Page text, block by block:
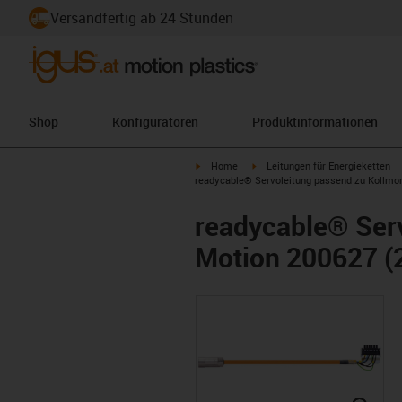
Versandfertig ab 24 Stunden
Shop Konfiguratoren Produktinformationen
igus-icon-arrow-right
Home igus-icon-arrow-right
Leitungen für Energieketten
readycable® Servoleitung passend zu
readycable®
Motion 200627